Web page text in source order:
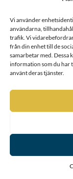
Vi använder
användarna,
trafik. Vi
från din enhet till de
samarbetar med. Dessa
information som du har
använt deras tjänster.
1981
1608
1825
2049
1947
1955
von
1932
von
1901
150
von
Ointroducerad